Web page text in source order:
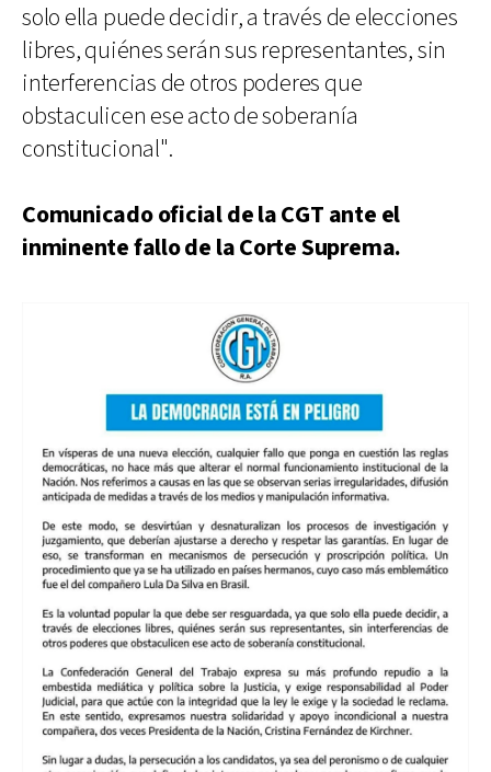
solo ella puede decidir, a través de elecciones
libres, quiénes serán sus representantes, sin
interferencias de otros poderes que
obstaculicen ese acto de soberanía
constitucional".
Comunicado oficial de la CGT ante el
inminente fallo de la Corte Suprema.